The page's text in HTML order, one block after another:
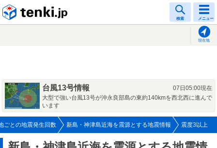
検索 メニュー
現在地
台風13号情報
07日05:00現在
大型で強い台風13号が沖永良部島の東約140kmを西北西に進んで
います
ごとの地震発生回数 新島・神津島近海を震源とする地震情報 震度3以上